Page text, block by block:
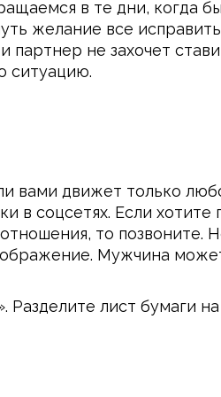
в те дни, когда
желание все
не захочет
ситуацию.
вами движет только
в соцсетях. Если
то позвоните.
Мужчина
лист бумаги